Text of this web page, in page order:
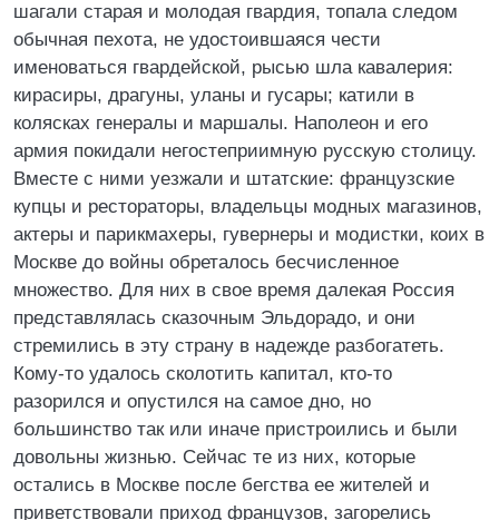
шагали старая и молодая гвардия, топала следом
обычная пехота, не удостоившаяся чести
именоваться гвардейской, рысью шла кавалерия:
кирасиры, драгуны, уланы и гусары; катили в
колясках генералы и маршалы. Наполеон и его
армия покидали негостеприимную русскую столицу.
Вместе с ними уезжали и штатские: французские
купцы и рестораторы, владельцы модных магазинов,
актеры и парикмахеры, гувернеры и модистки, коих в
Москве до войны обреталось бесчисленное
множество. Для них в свое время далекая Россия
представлялась сказочным Эльдорадо, и они
стремились в эту страну в надежде разбогатеть.
Кому-то удалось сколотить капитал, кто-то
разорился и опустился на самое дно, но
большинство так или иначе пристроились и были
довольны жизнью. Сейчас те из них, которые
остались в Москве после бегства ее жителей и
приветствовали приход французов, загорелись